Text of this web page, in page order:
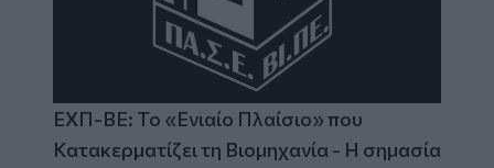
ΕΧΠ-ΒΕ: Το «Ενιαίο Πλαίσιο» που
Κατακερματίζει τη Βιομηχανία - Η σημασία